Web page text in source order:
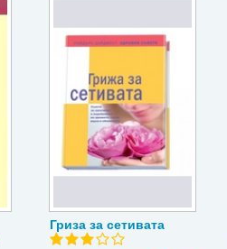
Гриза за сетивата